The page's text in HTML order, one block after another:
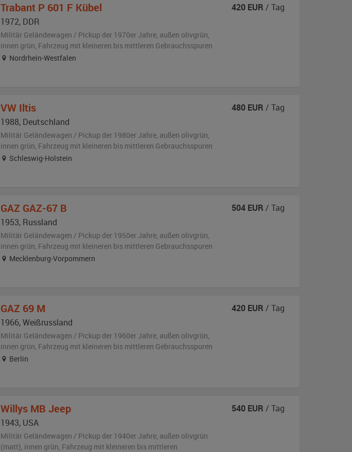
Trabant P 601 F Kübel
1972, DDR
Militär Geländewagen / Pickup der 1970er Jahre, außen olivgrün,
innen grün, Fahrzeug mit kleineren bis mittleren Gebrauchsspuren
Nordrhein-Westfalen
420 EUR / Tag
VW Iltis
1988, Deutschland
Militär Geländewagen / Pickup der 1980er Jahre, außen olivgrün,
innen grün, Fahrzeug mit kleineren bis mittleren Gebrauchsspuren
Schleswig-Holstein
480 EUR / Tag
GAZ GAZ-67 B
1953, Russland
Militär Geländewagen / Pickup der 1950er Jahre, außen olivgrün,
innen grün, Fahrzeug mit kleineren bis mittleren Gebrauchsspuren
Mecklenburg-Vorpommern
504 EUR / Tag
GAZ 69 M
1966,Weißrussland
Militär Geländewagen / Pickup der 1960er Jahre, außen olivgrün,
innen grün, Fahrzeug mit kleineren bis mittleren Gebrauchsspuren
Berlin
420 EUR / Tag
Willys MB Jeep
1943, USA
Militär Geländewagen / Pickup der 1940er Jahre, außen olivgrün
(matt), innen grün, Fahrzeug mit kleineren bis mittleren
540 EUR / Tag